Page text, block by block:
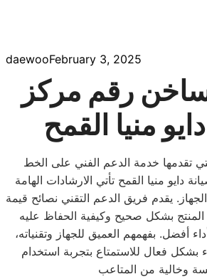
daewooFebruary 3, 2025
رقم مركز
منيا القمح
تقدمها خدمة الدعم الفني على الخط
دايو منيا القمح تأتي الارشادات الهامة
يقدم فريق الدعم التقني نصائح قيمة
بشكل صحيح وكيفية الحفاظ عليه
أفضل. بفهمهم العميق للجهاز وتقنياته،
بشكل فعال للاستمتاع بتجربة استخدام
وخالية من المتاعب